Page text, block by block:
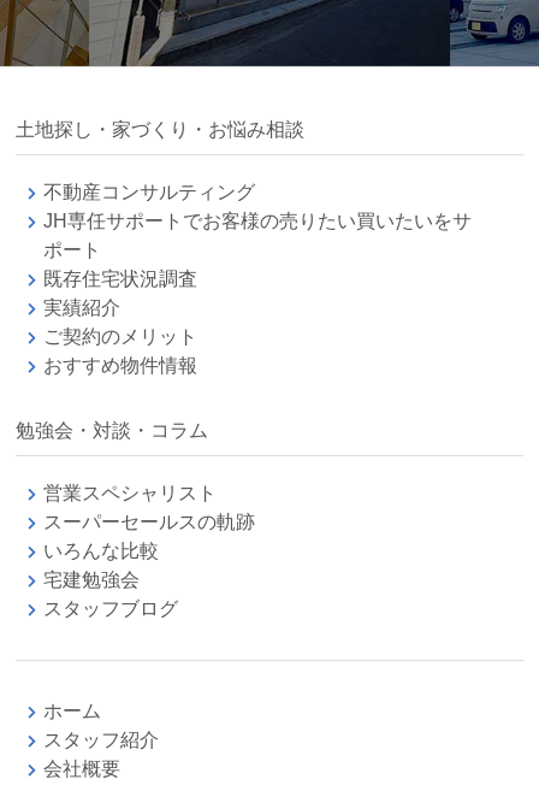
土地探し・家づくり・お悩み相談
不動産コンサルティング
JH専任サポートでお客様の売りたい買いたいをサ
ポート
既存住宅状況調査
実績紹介
ご契約のメリット
おすすめ物件情報
勉強会・対談・コラム
営業スペシャリスト
スーパーセールスの軌跡
いろんな比較
宅建勉強会
スタッフブログ
ホーム
スタッフ紹介
会社概要